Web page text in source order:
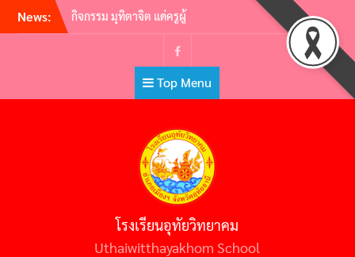
Skip
to
News:
กิจกรรม มุทิตาจิต แด่ครูผู้
เกษียณอายุราชการ ประจำปี
2565 | ครูผู้พากเพียร เกษียณสู่
กิจกรรมอ.ท.ว. เกมส์ (U.T.W.
GAMES) 2565
ต้อนรับคณะศึกษาดูงาน คณะผู้
บริหารสถานศึกษามัธยมศึกษา
สหวิทยาเขตประโคนชัย
พิธีถวายราชสักการะวันพ่อขุน
รามคำแหงมหาราช และวัน
ยุทธหัตถีสมเด็จพระนเรศวร
Top Menu
โรงเรียนอุทัยวิทยาคม
Uthaiwitthayakhom School